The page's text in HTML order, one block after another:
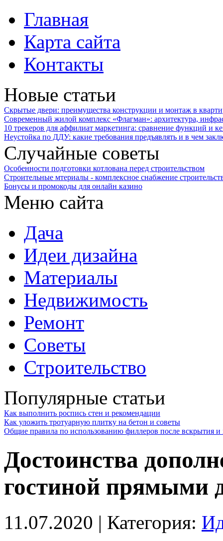
Главная
Карта сайта
Контакты
Новые статьи
Скрытые двери: преимущества конструкции и монтаж в
Современный жилой комплекс «Флагман»: архитектура,
10 трекеров для аффилиат маркетинга: сравнение функций и
Неустойка по ДДУ: какие требования предъявлять и в чем
Случайные советы
Особенности подготовки котлована перед строительством
Строительные мтериалы - комплексное снабжение
Бонусы и промокоды для онлайн казино
Меню сайта
Дача
Идеи дизайна
Материалы
Недвижимость
Ремонт
Советы
Строительство
Популярные статьи
Как выполнить роспись стен и рекомендации
Как уложить тротуарную плитку на бетон и советы
Общие правила по использованию филлеров после вскрытия и
Достоинства
гостиной прямыми
11.07.2020 | Категория: